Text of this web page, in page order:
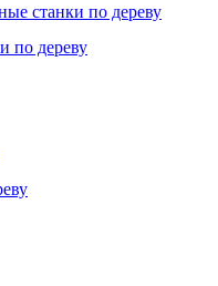
станки по дереву
по дереву